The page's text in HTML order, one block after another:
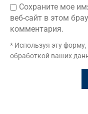
Сохраните мое
веб-сайт в этом
комментария.
* Используя эту
обработкой ваших